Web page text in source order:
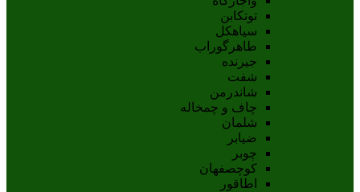
توتکابن
سیاهکل
طاهرگوراب
جیرنده
شفت
شاندرمن
چاف و چمخاله
شلمان
ضیابر
چوبر
کوچصفهان
اطاقور